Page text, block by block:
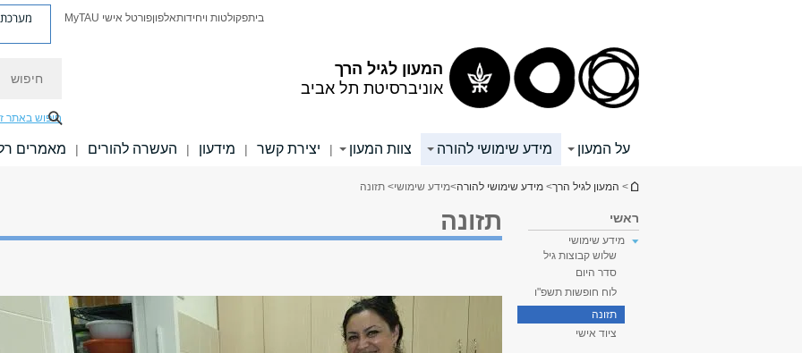
המעון לגיל הרך
אוניברסיטת תל אביב
ביתפקולטות ויחידותאלפוןפורטל אישי MyTAU מערכת
חיפוש באתר
על המעון מידע שימושי להורה צוות המעון | יצירת קשר | מידעון | העשרה להורים | מאמרים
הינך נמצא כאן
> המעון לגיל הרך> מידע שימושי להורה>מידע שימושי> תזונה
ראשי
מידע שימושי
שלוש קבוצות גיל
סדר היום
לוח חופשות תשפ"ו
תזונה
ציוד אישי
תזונה